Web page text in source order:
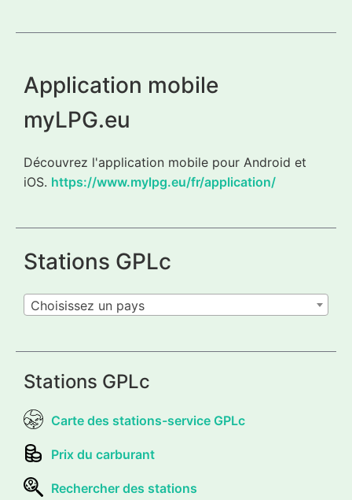
Application mobile
myLPG.eu
Découvrez l'application mobile pour Android et
iOS. https://www.mylpg.eu/fr/application/
Stations GPLc
Choisissez un pays
Stations GPLc
Carte des stations-service GPLc
Prix du carburant
Rechercher des stations